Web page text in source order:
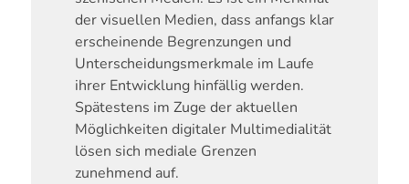
der visuellen Medien, dass anfangs klar
erscheinende Begrenzungen und
Unterscheidungsmerkmale im Laufe
ihrer Entwicklung hinfällig werden.
Spätestens im Zuge der aktuellen
Möglichkeiten digitaler Multimedialität
lösen sich mediale Grenzen
zunehmend auf.